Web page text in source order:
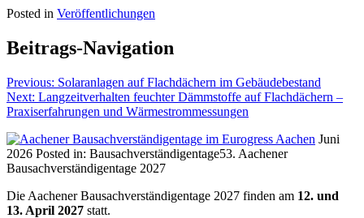
Posted in Veröffentlichungen
Beitrags-Navigation
Previous: Solaranlagen auf Flachdächern im Gebäudebestand
Next: Langzeitverhalten feuchter Dämmstoffe auf Flachdächern –
Praxiserfahrungen und Wärmestrommessungen
Juni
2026 Posted in: Bausachverständigentage53. Aachener
Bausachverständigentage 2027
Die Aachener Bausachverständigentage 2027 finden am 12. und
13. April 2027 statt.